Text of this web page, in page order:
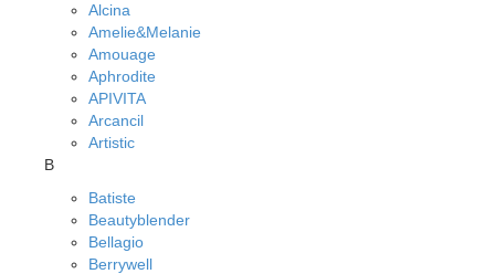
Alcina
Amelie&Melanie
Amouage
Aphrodite
APIVITA
Arcancil
Artistic
B
Batiste
Beautyblender
Bellagio
Berrywell